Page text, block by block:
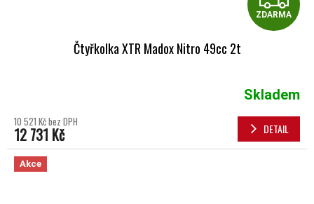
ZDARMA
Čtyřkolka XTR Madox Nitro 49cc 2t
Skladem
10 521 Kč bez DPH
12 731 Kč DETAIL
Akce